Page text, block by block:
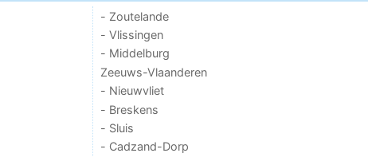
- Zoutelande
- Vlissingen
- Middelburg
Zeeuws-Vlaanderen
- Nieuwvliet
- Breskens
- Sluis
- Cadzand-Dorp